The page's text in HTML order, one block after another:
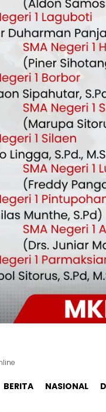
BERITA NASIONAL